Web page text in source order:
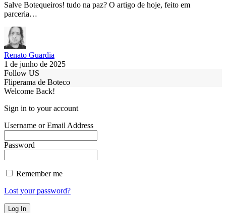
Salve Botequeiros! tudo na paz? O artigo de hoje, feito em
parceria…
Renato Guardia
1 de junho de 2025
Follow US
Fliperama de Boteco
Welcome Back!
Sign in to your account
Username or Email Address
Password
Remember me
Lost your password?